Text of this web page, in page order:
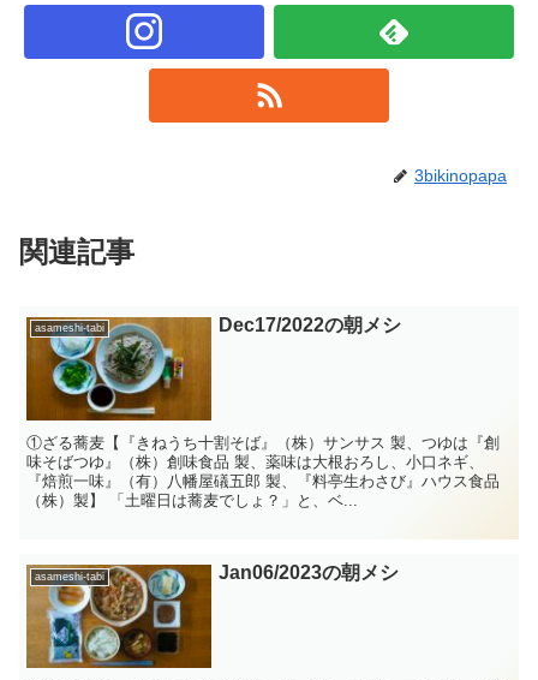
3bikinopapa
関連記事
asameshi-tabi Dec17/2022の朝メシ
①ざる蕎麦【『きねうち十割そば』（株）サンサス 製、つゆは『創
味そばつゆ』（株）創味食品 製、薬味は大根おろし、小口ネギ、
『焙煎一味』（有）八幡屋礒五郎 製、『料亭生わさび』ハウス食品
（株）製】 「土曜日は蕎麦でしょ？」と、ベ...
asameshi-tabi Jan06/2023の朝メシ